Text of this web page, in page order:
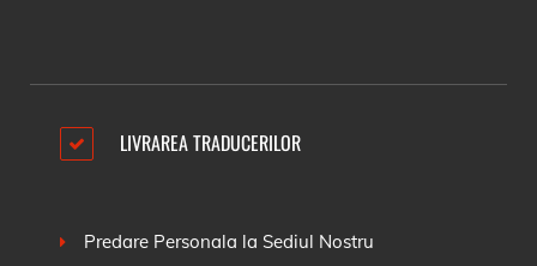
LIVRAREA TRADUCERILOR
Predare Personala la Sediul Nostru